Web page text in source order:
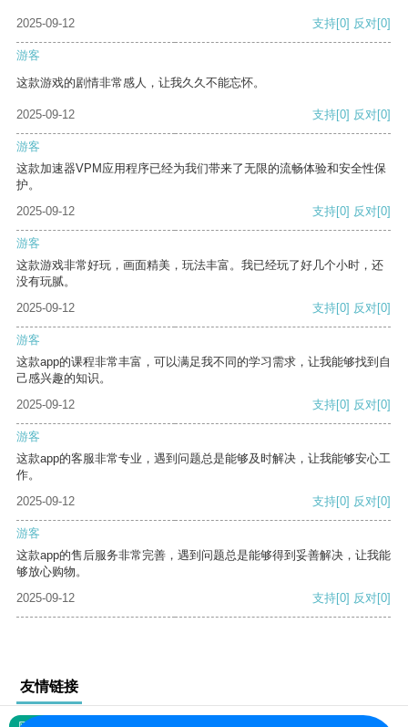
2025-09-12 支持[0] 反对[0]
游客
这款游戏的剧情非常感人，让我久久不能忘怀。
2025-09-12 支持[0] 反对[0]
游客
这款加速器VPM应用程序已经为我们带来了无限的流畅体验和安全性保
护。
2025-09-12
支持[0] 反对[0]
游客
这款游戏非常好玩，画面精美，玩法丰富。我已经玩了好几个小时，还
没有玩腻。
2025-09-12
支持[0] 反对[0]
游客
这款app的课程非常丰富，可以满足我不同的学习需求，让我能够找到自
己感兴趣的知识。
2025-09-12
支持[0] 反对[0]
游客
这款app的客服非常专业，遇到问题总是能够及时解决，让我能够安心工
作。
2025-09-12
支持[0] 反对[0]
游客
这款app的售后服务非常完善，遇到问题总是能够得到妥善解决，让我能
够放心购物。
2025-09-12
支持[0] 反对[0]
友情链接